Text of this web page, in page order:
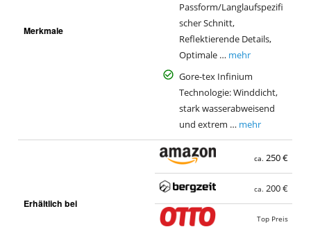
Merkmale
Passform/Langlaufspezifi
scher Schnitt,
Reflektierende Details,
Optimale … mehr
Gore-tex Infinium
Technologie: Winddicht,
stark wasserabweisend
und extrem … mehr
Erhältlich bei
ca. 250 €
ca. 200 €
Top Preis